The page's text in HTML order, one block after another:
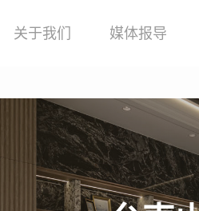
关于我们 媒体报导